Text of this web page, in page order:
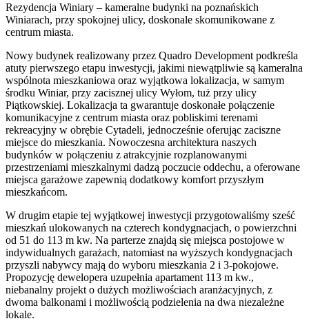
Rezydencja Winiary – kameralne budynki na poznańskich
Winiarach, przy spokojnej ulicy, doskonale skomunikowane z
centrum miasta.
Nowy budynek realizowany przez Quadro Development podkreśla
atuty pierwszego etapu inwestycji, jakimi niewątpliwie są kameralna
wspólnota mieszkaniowa oraz wyjątkowa lokalizacja, w samym
środku Winiar, przy zacisznej ulicy Wyłom, tuż przy ulicy
Piątkowskiej. Lokalizacja ta gwarantuje doskonałe połączenie
komunikacyjne z centrum miasta oraz pobliskimi terenami
rekreacyjny w obrębie Cytadeli, jednocześnie oferując zaciszne
miejsce do mieszkania. Nowoczesna architektura naszych
budynków w połączeniu z atrakcyjnie rozplanowanymi
przestrzeniami mieszkalnymi dadzą poczucie oddechu, a oferowane
miejsca garażowe zapewnią dodatkowy komfort przyszłym
mieszkańcom.
W drugim etapie tej wyjątkowej inwestycji przygotowaliśmy sześć
mieszkań ulokowanych na czterech kondygnacjach, o powierzchni
od 51 do 113 m kw. Na parterze znajdą się miejsca postojowe w
indywidualnych garażach, natomiast na wyższych kondygnacjach
przyszli nabywcy mają do wyboru mieszkania 2 i 3-pokojowe.
Propozycję dewelopera uzupełnia apartament 113 m kw.,
niebanalny projekt o dużych możliwościach aranżacyjnych, z
dwoma balkonami i możliwością podzielenia na dwa niezależne
lokale.